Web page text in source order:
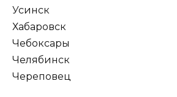
Усинск
Хабаровск
Чебоксары
Челябинск
Череповец